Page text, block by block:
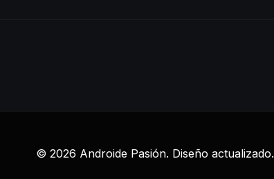
© 2026 Androide Pasión. Diseño actualizado.